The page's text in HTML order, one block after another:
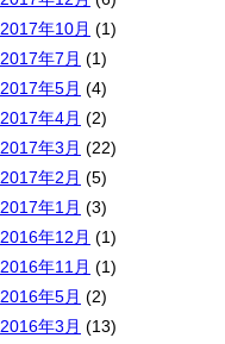
2017年10月 (1)
2017年7月 (1)
2017年5月 (4)
2017年4月 (2)
2017年3月 (22)
2017年2月 (5)
2017年1月 (3)
2016年12月 (1)
2016年11月 (1)
2016年5月 (2)
2016年3月 (13)